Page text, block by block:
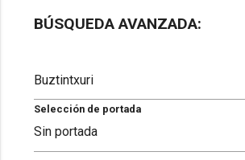
BÚSQUEDA AVANZADA:
Selección de portada